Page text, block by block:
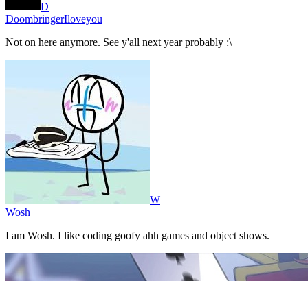
D
DoombringerIloveyou
Not on here anymore. See y'all next year probably :\
W
Wosh
I am Wosh. I like coding goofy ahh games and object shows.